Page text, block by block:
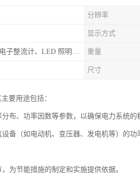
分辨率
显示方式
电源、马达驱动器、 电子整流计、LED 照明、新能源等设计和测试应用中 重量
尺寸
要用途包括：
布、功率因数等参数，以确保电力系统的
备（如电动机、变压器、发电机等）的
为节能措施的制定和实施提供依据。